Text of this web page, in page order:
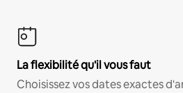
La flexibilité qu'il vous faut
Choisissez vos dates exactes